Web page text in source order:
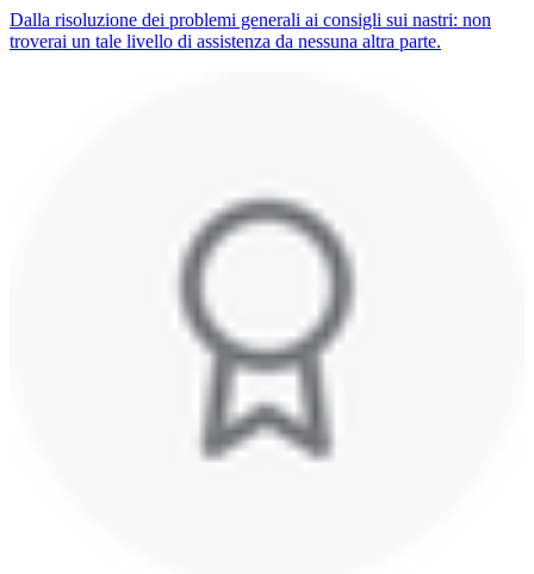
Dalla risoluzione dei problemi generali ai consigli sui nastri: non
troverai un tale livello di assistenza da nessuna altra parte.